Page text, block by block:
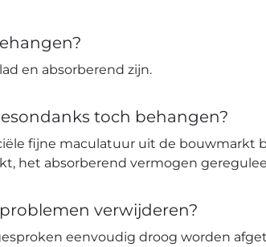
en absorberend zijn.
toch behangen?
fijne maculatuur uit de bouwmarkt
het absorberend vermogen
verwijderen?
eenvoudig droog worden